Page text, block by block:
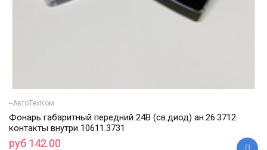
--АвтоТехКом
Фонарь габаритный передний 24В (св.диод) ан.26.3712
контакты внутри 10611.3731
руб 142.00